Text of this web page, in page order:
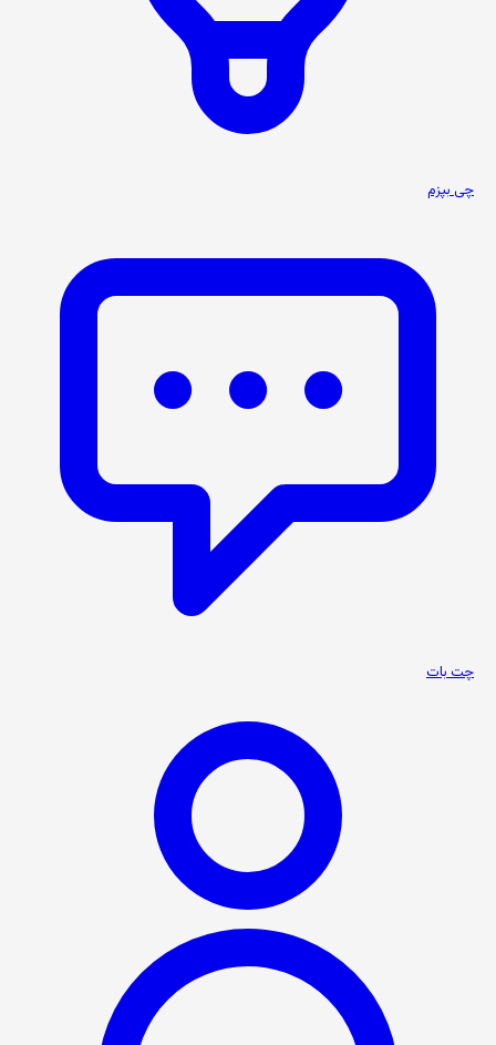
چی بپزم
چت بات